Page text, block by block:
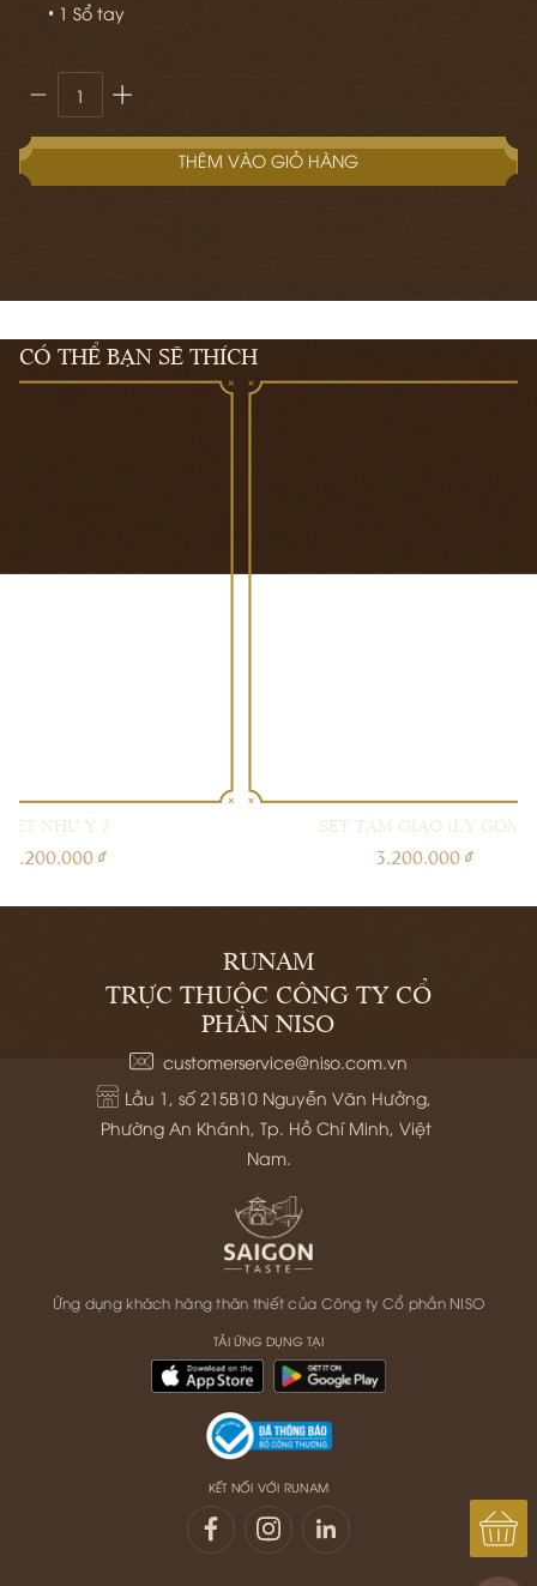
• 1 Sổ tay
THÊM VÀO GIỎ HÀNG
CÓ THỂ BẠN SẼ THÍCH
GIỎ
SET TÂM GIAO (LY GỐM)
GIỎ
RUNAM
TRỰC THUỘC CÔNG TY CỔ
PHẦN NISO
customerservice@niso.com.vn
Lầu 1, số 215B10 Nguyễn Văn Hưởng,
Phường An Khánh, Tp. Hồ Chí Minh, Việt
Nam.
Ứng dụng khách hàng thân thiết của Công ty Cổ phần NISO
TẢI ỨNG DỤNG TẠI
KẾT NỐI VỚI RUNAM